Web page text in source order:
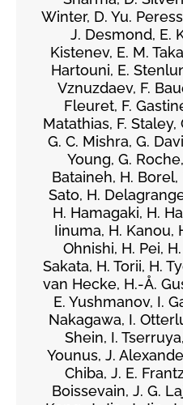
Winter, D. Yu.
J. Desmond, E.
Kistenev, E. M.
Hartouni, E.
Vznuzdaev, F.
Fleuret, F.
Matathias, F. Staley,
G. C. Mishra, G.
Young, G.
Bataineh, H. Borel,
Sato, H.
H. Hamagaki, H.
Iinuma, H. Kanou,
Ohnishi, H. Pei,
Sakata, H. Torii, H.
van Hecke, H.-Å.
E. Yushmanov, I.
Nakagawa, I.
Shein, I.
Younus, J.
Chiba, J. E.
Boissevain, J. G.